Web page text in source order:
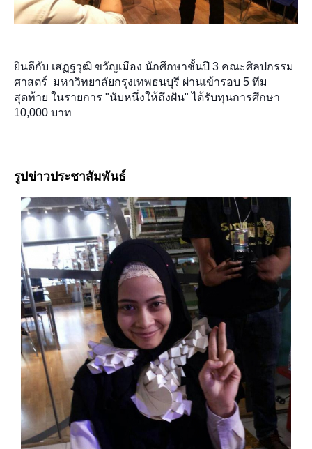
ยินดีกับ เสฏฐวุฒิ ขวัญเมือง นักศึกษาชั้นปี 3 คณะศิลปกรรม
ศาสตร์ มหาวิทยาลัยกรุงเทพธนบุรี ผ่านเข้ารอบ 5 ทีม
สุดท้าย ในรายการ "นับหนึ่งให้ถึงฝัน"ได้รับทุนการศึกษา
10,000 บาท
รูปข่าวประชาสัมพันธ์